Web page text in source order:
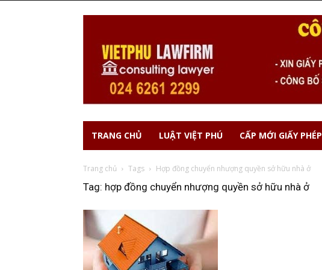
TRANG CHỦ LUẬT VIỆT PHÚ CẤP MỚI GIẤY PHÉP
Trang chủ Tags Hợp đồng chuyển nhượng quyền sở hữu nhà ở
Tag: hợp đồng chuyển nhượng quyền sở hữu nhà ở